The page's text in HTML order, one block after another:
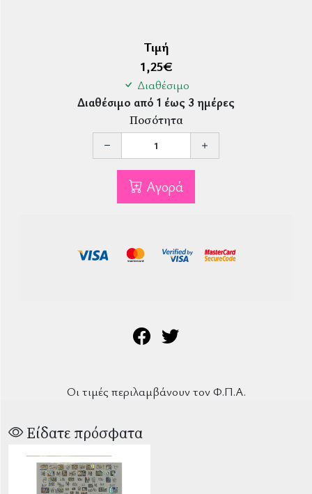
Τιμή
1,25€
Διαθέσιμο
Διαθέσιμο από 1 έως 3 ημέρες
Ποσότητα
Αγορά
Οι τιμές περιλαμβάνουν τον Φ.Π.Α.
Είδατε πρόσφατα